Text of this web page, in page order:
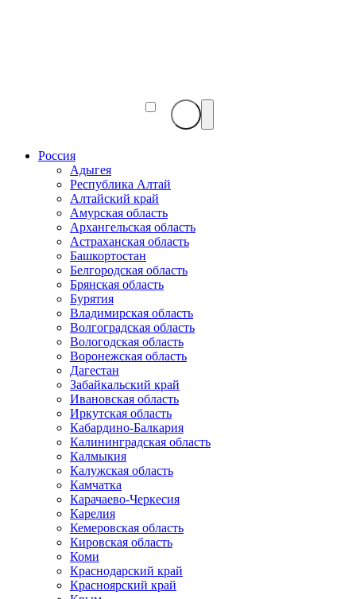
Россия
Адыгея
Республика Алтай
Алтайский край
Амурская область
Архангельская область
Астраханская область
Башкортостан
Белгородская область
Брянская область
Бурятия
Владимирская область
Волгоградская область
Вологодская область
Воронежская область
Дагестан
Забайкальский край
Ивановская область
Иркутская область
Кабардино-Балкария
Калининградская область
Калмыкия
Калужская область
Камчатка
Карачаево-Черкесия
Карелия
Кемеровская область
Кировская область
Коми
Краснодарский край
Красноярский край